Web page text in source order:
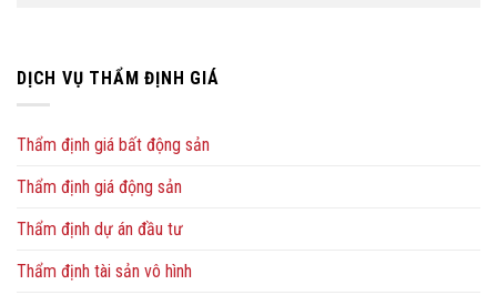
DỊCH VỤ THẨM ĐỊNH GIÁ
Thẩm định giá bất động sản
Thẩm định giá động sản
Thẩm định dự án đầu tư
Thẩm định tài sản vô hình